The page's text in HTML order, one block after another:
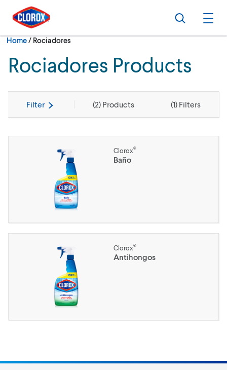
Skip to main navigation
Skip to content
Skip to footer
Search
Home/Current:
Rociadores
Rociadores Products
Filter (2) Products (1) Filters
Clorox®
Baño
Clorox®
Antihongos